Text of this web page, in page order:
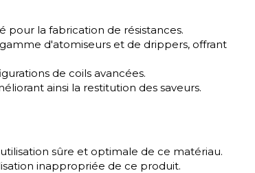
pour la fabrication de résistances.
d'atomiseurs et de drippers, offrant
de coils avancées.
ainsi la restitution des saveurs.
sûre et optimale de ce matériau.
inappropriée de ce produit.